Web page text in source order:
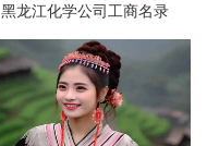
黑龙江化学公司工商名录